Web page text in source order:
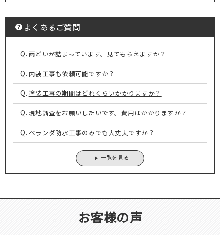
よくあるご質問
Q. 雨どいが詰まっています。見てもらえますか？
Q. 内装工事も依頼可能ですか？
Q. 塗装工事の期間はどれくらいかかりますか？
Q. 現地調査をお願いしたいです。費用はかかりますか？
Q. ベランダ防水工事のみでも大丈夫ですか？
一覧を見る
お客様の声